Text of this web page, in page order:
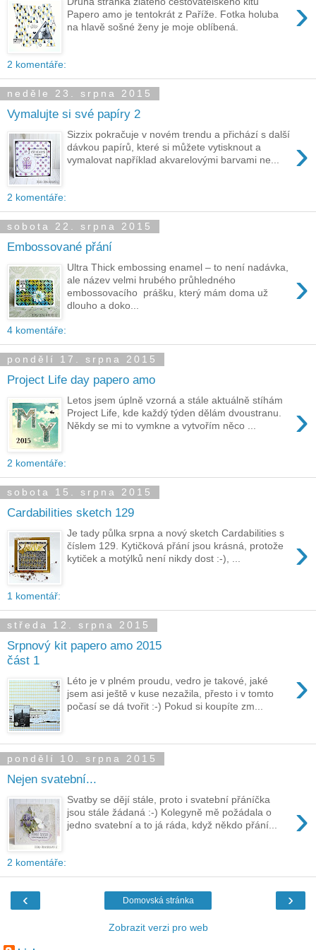
›
Papero amo je tentokrát z Paříže. Fotka holuba
na hlavě sošné ženy je moje oblíbená.
2 komentáře:
neděle 23. srpna 2015
Vymalujte si své papíry 2
›
Sizzix pokračuje v novém trendu a přichází s další
dávkou papírů, které si můžete vytisknout a
vymalovat například akvarelovými barvami ne...
2 komentáře:
sobota 22. srpna 2015
Embossované přání
›
Ultra Thick embossing enamel – to není nadávka,
ale název velmi hrubého průhledného
embossovacího prášku, který mám doma už
dlouho a doko...
4 komentáře:
pondělí 17. srpna 2015
Project Life day papero amo
›
Letos jsem úplně vzorná a stále aktuálně stíhám
Project Life, kde každý týden dělám dvoustranu.
Někdy se mi to vymkne a vytvořím něco ...
2 komentáře:
sobota 15. srpna 2015
Cardabilities sketch 129
›
Je tady půlka srpna a nový sketch Cardabilities s
číslem 129. Kytičková přání jsou krásná, protože
kytiček a motýlků není nikdy dost :-), ...
1 komentář:
středa 12. srpna 2015
Srpnový kit papero amo 2015
část 1
›
Léto je v plném proudu, vedro je takové, jaké
jsem asi ještě v kuse nezažila, přesto i v tomto
počasí se dá tvořit :-) Pokud si koupíte zm...
pondělí 10. srpna 2015
Nejen svatební...
›
Svatby se dějí stále, proto i svatební přáníčka
jsou stále žádaná :-) Kolegyně mě požádala o
jedno svatební a to já ráda, když někdo přání...
2 komentáře:
‹ ›
Domovská stránka
Zobrazit verzi pro web